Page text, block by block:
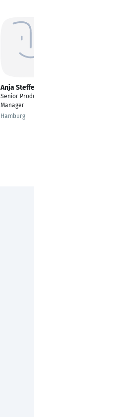
Anja Steffensen
Senior Product
Manager
Hamburg